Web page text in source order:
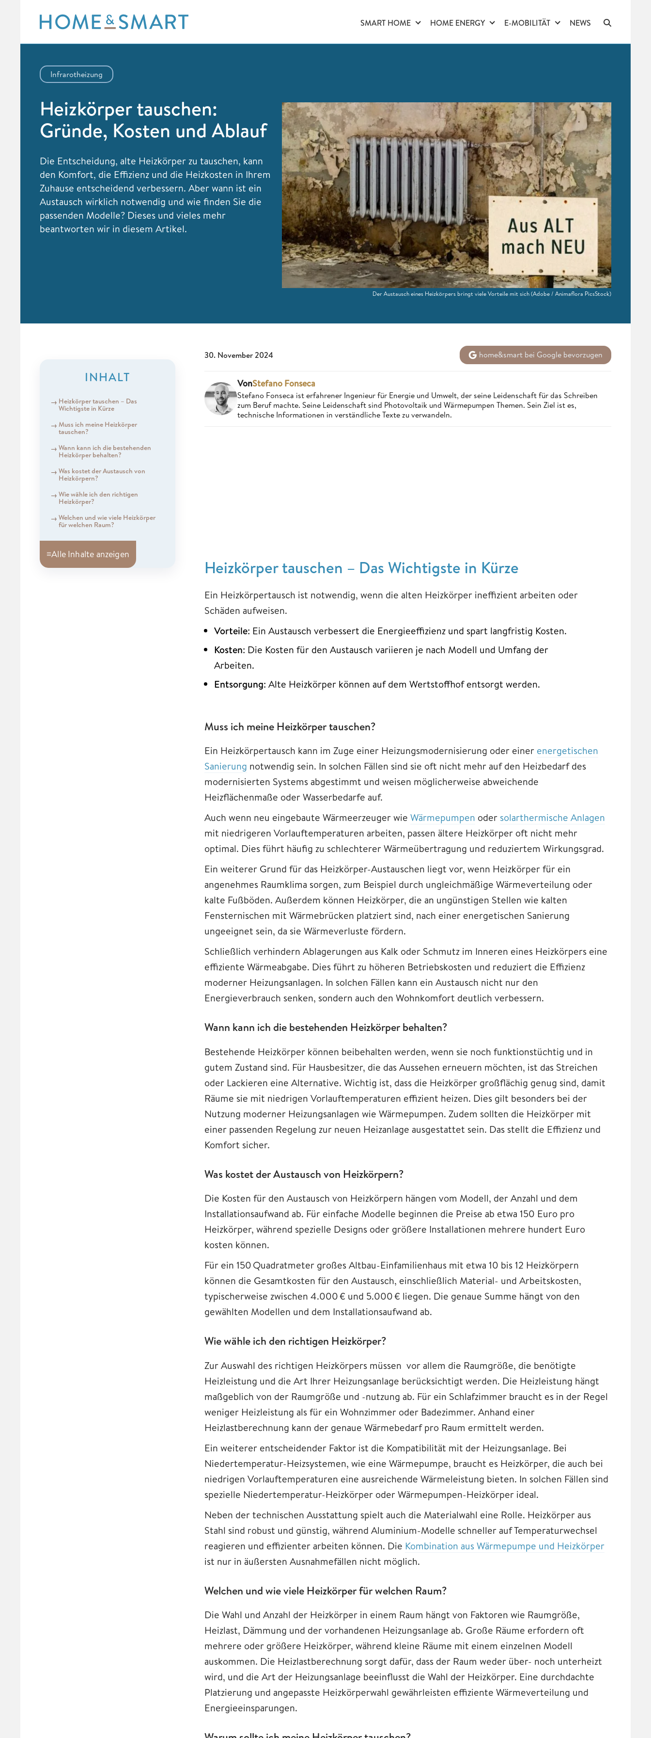
content
SMART HOME HOME ENERGY E-MOBILITÄT NEWS
Infrarotheizung
Heizkörper tauschen:
Gründe, Kosten und Ablauf
Die Entscheidung, alte Heizkörper zu tauschen, kann
den Komfort, die Effizienz und die Heizkosten in Ihrem
Zuhause entscheidend verbessern. Aber wann ist ein
Austausch wirklich notwendig und wie finden Sie die
passenden Modelle? Dieses und vieles mehr
beantworten wir in diesem Artikel.
Der Austausch eines Heizkörpers bringt viele Vorteile mit sich(Adobe / Animaflora PicsStock)
INHALT
Heizkörper tauschen – Das
Wichtigste in Kürze
Muss ich meine Heizkörper
tauschen?
Wann kann ich die bestehenden
Heizkörper behalten?
Was kostet der Austausch von
Heizkörpern?
Wie wähle ich den richtigen
Heizkörper?
Welchen und wie viele Heizkörper
für welchen Raum?
≡Alle Inhalte anzeigen
30. November 2024 home&smart bei Google bevorzugen
VonStefano Fonseca
Stefano Fonseca ist erfahrener Ingenieur für Energie und Umwelt, der seine Leidenschaft für das Schreiben
zum Beruf machte. Seine Leidenschaft sind Photovoltaik und Wärmepumpen Themen. Sein Ziel ist es,
technische Informationen in verständliche Texte zu verwandeln.
Heizkörper tauschen – Das Wichtigste in Kürze
Ein Heizkörpertausch ist notwendig, wenn die alten Heizkörper ineffizient arbeiten oder
Schäden aufweisen.
Vorteile: Ein Austausch verbessert die Energieeffizienz und spart langfristig Kosten.
Kosten: Die Kosten für den Austausch variieren je nach Modell und Umfang der
Arbeiten.
Entsorgung: Alte Heizkörper können auf dem Wertstoffhof entsorgt werden.
Muss ich meine Heizkörper tauschen?
Ein Heizkörpertausch kann im Zuge einer Heizungsmodernisierung oder einer energetischen
Sanierung notwendig sein. In solchen Fällen sind sie oft nicht mehr auf den Heizbedarf des
modernisierten Systems abgestimmt und weisen möglicherweise abweichende
Heizflächenmaße oder Wasserbedarfe auf.
Auch wenn neu eingebaute Wärmeerzeuger wie Wärmepumpen oder solarthermische Anlagen
mit niedrigeren Vorlauftemperaturen arbeiten, passen ältere Heizkörper oft nicht mehr
optimal. Dies führt häufig zu schlechterer Wärmeübertragung und reduziertem Wirkungsgrad.
Ein weiterer Grund für das Heizkörper-Austauschen liegt vor, wenn Heizkörper für ein
angenehmes Raumklima sorgen, zum Beispiel durch ungleichmäßige Wärmeverteilung oder
kalte Fußböden. Außerdem können Heizkörper, die an ungünstigen Stellen wie kalten
Fensternischen mit Wärmebrücken platziert sind, nach einer energetischen Sanierung
ungeeignet sein, da sie Wärmeverluste fördern.
Schließlich verhindern Ablagerungen aus Kalk oder Schmutz im Inneren eines Heizkörpers eine
effiziente Wärmeabgabe. Dies führt zu höheren Betriebskosten und reduziert die Effizienz
moderner Heizungsanlagen. In solchen Fällen kann ein Austausch nicht nur den
Energieverbrauch senken, sondern auch den Wohnkomfort deutlich verbessern.
Wann kann ich die bestehenden Heizkörper behalten?
Bestehende Heizkörper können beibehalten werden, wenn sie noch funktionstüchtig und in
gutem Zustand sind. Für Hausbesitzer, die das Aussehen erneuern möchten, ist das Streichen
oder Lackieren eine Alternative. Wichtig ist, dass die Heizkörper großflächig genug sind, damit
Räume sie mit niedrigen Vorlauftemperaturen effizient heizen. Dies gilt besonders bei der
Nutzung moderner Heizungsanlagen wie Wärmepumpen. Zudem sollten die Heizkörper mit
einer passenden Regelung zur neuen Heizanlage ausgestattet sein. Das stellt die Effizienz und
Komfort sicher.
Was kostet der Austausch von Heizkörpern?
Die Kosten für den Austausch von Heizkörpern hängen vom Modell, der Anzahl und dem
Installationsaufwand ab. Für einfache Modelle beginnen die Preise ab etwa 150 Euro pro
Heizkörper, während spezielle Designs oder größere Installationen mehrere hundert Euro
kosten können.
Für ein 150 Quadratmeter großes Altbau-Einfamilienhaus mit etwa 10 bis 12 Heizkörpern
können die Gesamtkosten für den Austausch, einschließlich Material- und Arbeitskosten,
typischerweise zwischen 4.000 € und 5.000 € liegen. Die genaue Summe hängt von den
gewählten Modellen und dem Installationsaufwand ab.
Wie wähle ich den richtigen Heizkörper?
Zur Auswahl des richtigen Heizkörpers müssen vor allem die Raumgröße, die benötigte
Heizleistung und die Art Ihrer Heizungsanlage berücksichtigt werden. Die Heizleistung hängt
maßgeblich von der Raumgröße und -nutzung ab. Für ein Schlafzimmer braucht es in der Regel
weniger Heizleistung als für ein Wohnzimmer oder Badezimmer. Anhand einer
Heizlastberechnung kann der genaue Wärmebedarf pro Raum ermittelt werden.
Ein weiterer entscheidender Faktor ist die Kompatibilität mit der Heizungsanlage. Bei
Niedertemperatur-Heizsystemen, wie eine Wärmepumpe, braucht es Heizkörper, die auch bei
niedrigen Vorlauftemperaturen eine ausreichende Wärmeleistung bieten. In solchen Fällen sind
spezielle Niedertemperatur-Heizkörper oder Wärmepumpen-Heizkörper ideal.
Neben der technischen Ausstattung spielt auch die Materialwahl eine Rolle. Heizkörper aus
Stahl sind robust und günstig, während Aluminium-Modelle schneller auf Temperaturwechsel
reagieren und effizienter arbeiten können. Die Kombination aus Wärmepumpe und Heizkörper
ist nur in äußersten Ausnahmefällen nicht möglich.
Welchen und wie viele Heizkörper für welchen Raum?
Die Wahl und Anzahl der Heizkörper in einem Raum hängt von Faktoren wie Raumgröße,
Heizlast, Dämmung und der vorhandenen Heizungsanlage ab. Große Räume erfordern oft
mehrere oder größere Heizkörper, während kleine Räume mit einem einzelnen Modell
auskommen. Die Heizlastberechnung sorgt dafür, dass der Raum weder über- noch unterheizt
wird, und die Art der Heizungsanlage beeinflusst die Wahl der Heizkörper. Eine durchdachte
Platzierung und angepasste Heizkörperwahl gewährleisten effiziente Wärmeverteilung und
Energieeinsparungen.